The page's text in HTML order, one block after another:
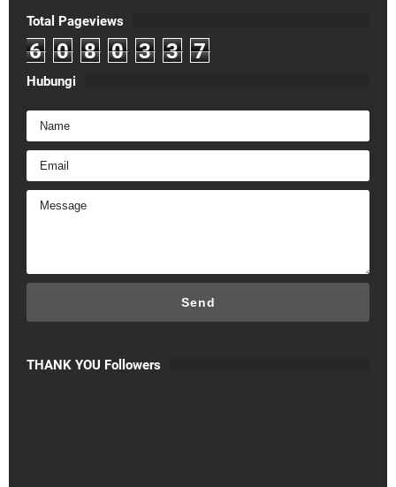
Total Pageviews
6 0 8 0 3 3 7
Hubungi
THANK YOU Followers